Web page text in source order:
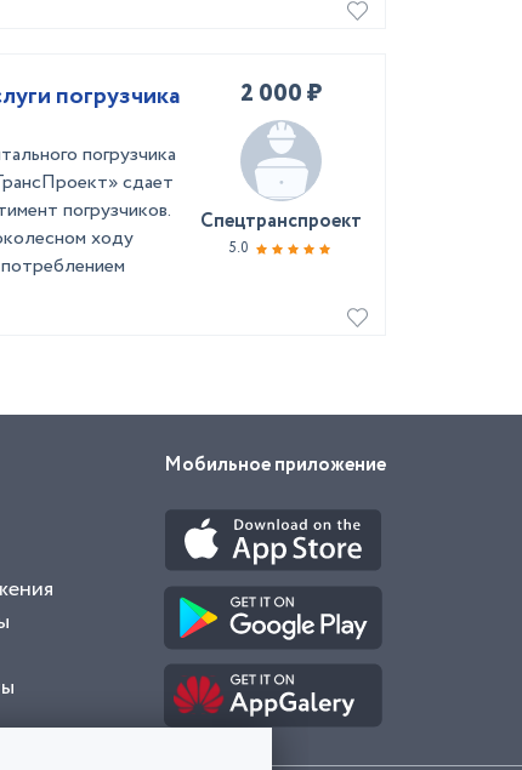
погрузчика
погрузчика
сдает
погрузчиков.
ходу
2 000 ₽
Спецтранспроект
5.0
Мобильное приложение